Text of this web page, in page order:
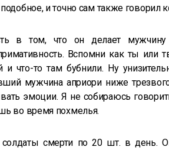
и точно сам также говорил
в том, что он делает
Вспомни как ты или
что-то там бубнили. Ну
мужчина априори ниже
эмоции. Я не собираюсь
во время похмелья.
солдаты смерти по 20 шт. в день.